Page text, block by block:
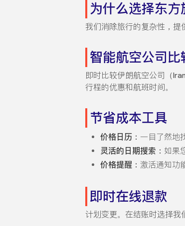
为什么选择东方
我们消除旅行的复杂性，提
智能航空公司比
即时比较伊朗航空公司（
行程的优惠和航班时间。
节省成本工具
价格日历： 一目了然地
灵活的日期搜索： 如果
价格提醒： 激活通知功
即时在线退款
计划变更。在结账时选择我